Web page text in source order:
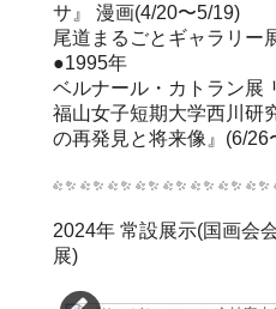
サ』 漫画(4/20〜5/19)
尾道まるごとギャラリ
●1995年
ベルナール・カトラン展
福山女子短期大学西川研
の再発見と将来像』(6/26
2024年 常設展示(国画会
展)